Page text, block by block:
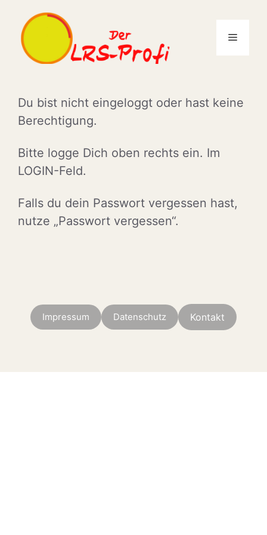
Inhalt
springen
Menü
Du bist nicht eingeloggt oder hast keine
Berechtigung.
Bitte logge Dich oben rechts ein. Im
LOGIN-Feld.
Falls du dein Passwort vergessen hast,
nutze „Passwort vergessen“.
Impressum Datenschutz Kontakt